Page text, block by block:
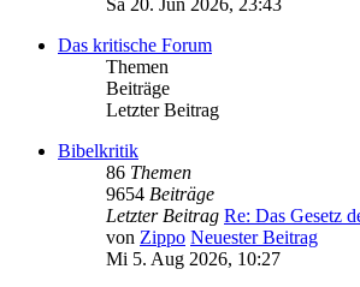
Das kritische Forum
Themen
Beiträge
Letzter Beitrag
Bibelkritik
86 Themen
9654 Beiträge
Letzter Beitrag Re: Das Gesetz
von Zippo Neuester Beitrag
Mi 5. Aug 2026, 10:27